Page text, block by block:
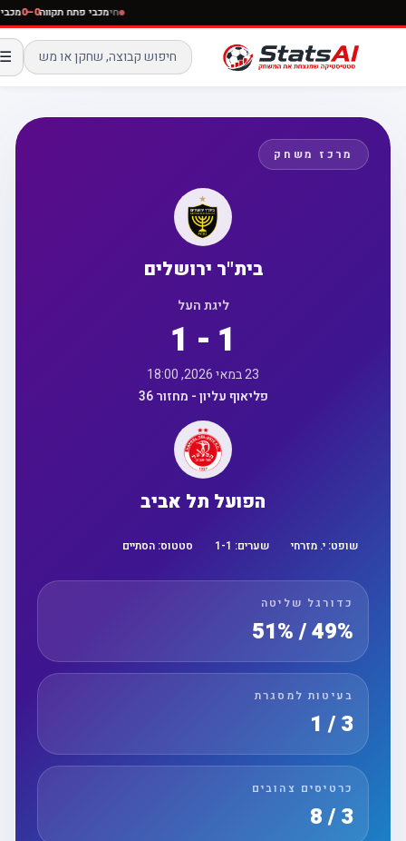
חימכבי פתח תקווה0–0
☰
מרכז משחק
בית"ר ירושלים
ליגת העל
1 - 1
23 במאי 2026, 18:00
פליאוף עליון - מחזור 36
הפועל תל אביב
שופט:י. מזרחי שערים: 1 -1 סטטוס:הסתיים
כדורגל שליטה
49% / 51%
בעיטות למסגרת
3 / 1
כרטיסים צהובים
3 / 8